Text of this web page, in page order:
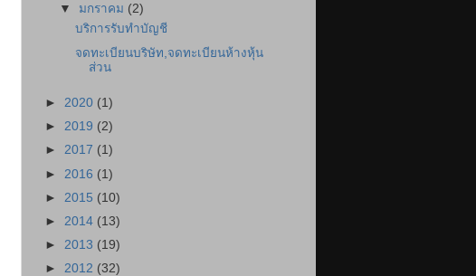
▼ มกราคม (2)
บริการรับทำบัญชี
จดทะเบียนบริษัท,จดทะเบียนห้างหุ้น
ส่วน
► 2020 (1)
► 2019 (2)
► 2017 (1)
► 2016 (1)
► 2015 (10)
► 2014 (13)
► 2013 (19)
► 2012 (32)